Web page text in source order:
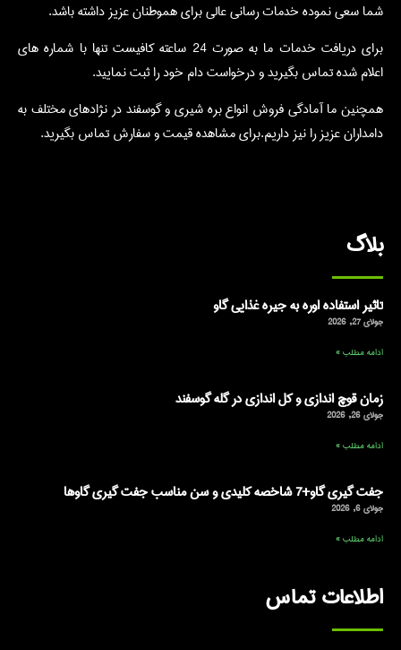
شما سعی نموده خدمات رسانی عالی برای هموطنان عزیز داشته باشد.
برای دریافت خدمات ما به صورت 24 ساعته کافیست تنها با شماره های
اعلام شده تماس بگیرید و درخواست دام خود را ثبت نمایید.
همچنین ما آمادگی فروش انواع بره شیری و گوسفند در نژادهای مختلف به
دامداران عزیز را نیز داریم.برای مشاهده قیمت و سفارش تماس بگیرید.
بلاگ
تاثیر استفاده اوره به جیره غذایی گاو
جولای 27, 2026
ادامه مطلب »
زمان قوچ اندازی و کل اندازی در گله گوسفند
جولای 26, 2026
ادامه مطلب »
جفت گیری گاو+7 شاخصه کلیدی و سن مناسب جفت گیری گاوها
جولای 6, 2026
ادامه مطلب »
اطلاعات تماس